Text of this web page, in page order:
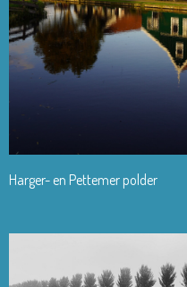
Harger- en Pettemer polder